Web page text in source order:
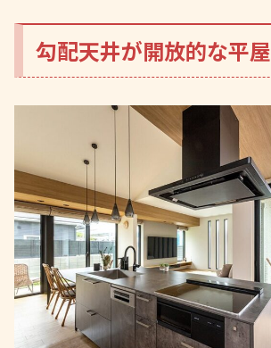
勾配天井が開放的な平屋